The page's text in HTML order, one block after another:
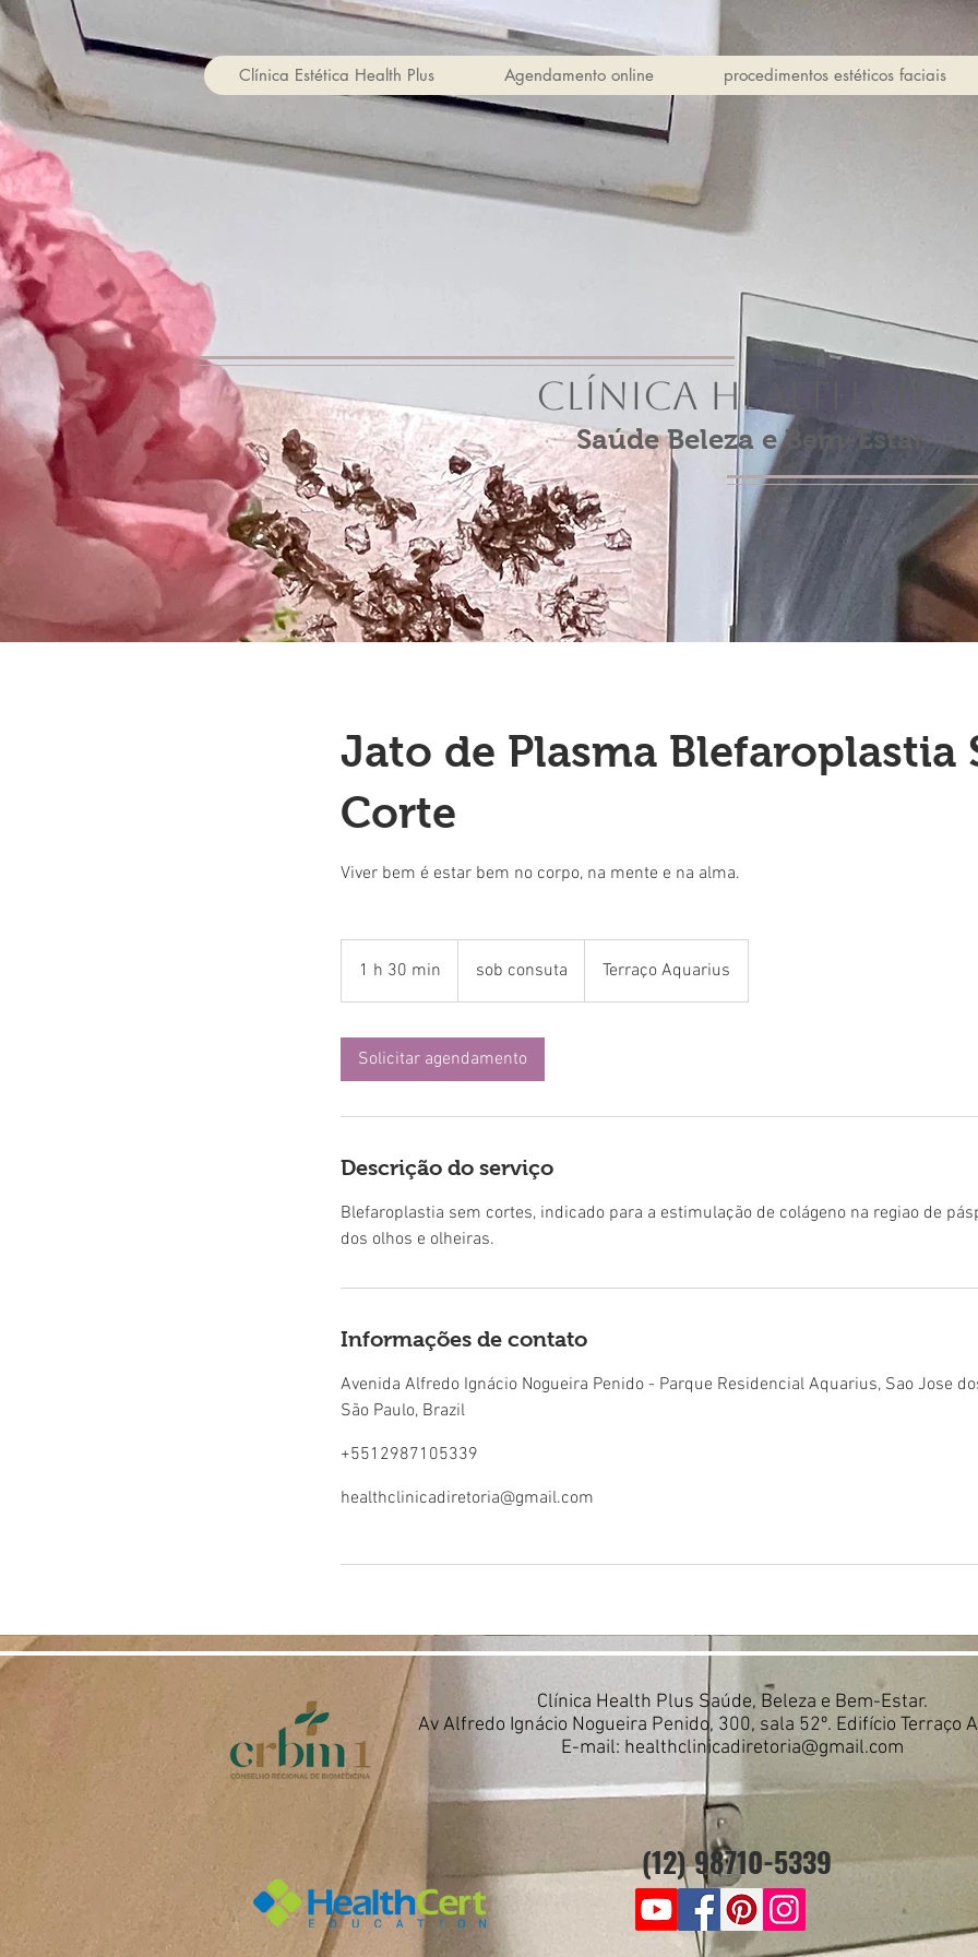
Clínica Estética Health Plus Agendamento online procedimentos estéticos faciais
Clínica Health Plus
Saúde Beleza e Bem-Estar
Jato de Plasma Blefaroplastia
Corte
Viver bem é estar bem no corpo, na mente e na alma.
1 h 30 min
3
m
i
consuta
sob consuta Terraço Aquarius
Solicitar agendamento
Descrição do serviço
Blefaroplastia sem cortes, indicado para a estimulação de colágeno na regiao de
dos olhos e olheiras.
Informações de contato
Avenida Alfredo Ignácio Nogueira Penido - Parque Residencial Aquarius, Sao Jose
São Paulo, Brazil
+5512987105339
healthclinicadiretoria@gmail.com
Clínica Health Plus Saúde, Beleza e Bem-Estar.
Av Alfredo Ignácio Nogueira Penido, 300, sala 52º. Edifício Terraço
E-mail: healthclinicadiretoria@gmail.com
(12) 98710-5339